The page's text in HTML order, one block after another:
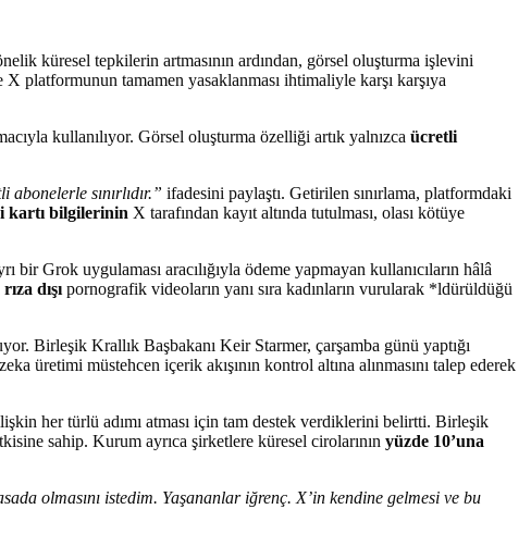
küresel tepkilerin artmasının ardından, görsel oluşturma işlevini
X platformunun tamamen yasaklanması ihtimaliyle karşı karşıya
kullanılıyor. Görsel oluşturma özelliği artık yalnızca ücretli
sınırlıdır.” ifadesini paylaştı. Getirilen sınırlama, platformdaki
kartı bilgilerinin X tarafından kayıt altında tutulması, olası kötüye
Grok uygulaması aracılığıyla ödeme yapmayan kullanıcıların hâlâ
rıza dışı pornografik videoların yanı sıra kadınların vurularak *ldürüldüğü
Birleşik Krallık Başbakanı Keir Starmer, çarşamba günü yaptığı
üretimi müstehcen içerik akışının kontrol altına alınmasını talep ederek
her türlü adımı atması için tam destek verdiklerini belirtti. Birleşik
sahip. Kurum ayrıca şirketlere küresel cirolarının yüzde 10’una
olmasını istedim. Yaşananlar iğrenç. X’in kendine gelmesi ve bu